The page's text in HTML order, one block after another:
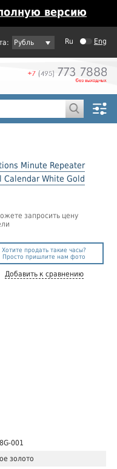
версию
Рубль Ru Eng
Minute Repeater
Calendar White Gold
запросить цену
Хотите продать такие часы?
Просто пришлите нам фото
Добавить к сравнению
001
золото